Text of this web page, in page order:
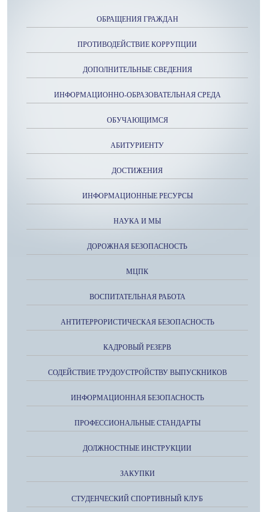
ОБРАЩЕНИЯ ГРАЖДАН
ПРОТИВОДЕЙСТВИЕ КОРРУПЦИИ
ДОПОЛНИТЕЛЬНЫЕ СВЕДЕНИЯ
ИНФОРМАЦИОННО-ОБРАЗОВАТЕЛЬНАЯ СРЕДА
ОБУЧАЮЩИМСЯ
АБИТУРИЕНТУ
ДОСТИЖЕНИЯ
ИНФОРМАЦИОННЫЕ РЕСУРСЫ
НАУКА И МЫ
ДОРОЖНАЯ БЕЗОПАСНОСТЬ
МЦПК
ВОСПИТАТЕЛЬНАЯ РАБОТА
АНТИТЕРРОРИСТИЧЕСКАЯ БЕЗОПАСНОСТЬ
КАДРОВЫЙ РЕЗЕРВ
СОДЕЙСТВИЕ ТРУДОУСТРОЙСТВУ ВЫПУСКНИКОВ
ИНФОРМАЦИОННАЯ БЕЗОПАСНОСТЬ
ПРОФЕССИОНАЛЬНЫЕ СТАНДАРТЫ
ДОЛЖНОСТНЫЕ ИНСТРУКЦИИ
ЗАКУПКИ
СТУДЕНЧЕСКИЙ СПОРТИВНЫЙ КЛУБ